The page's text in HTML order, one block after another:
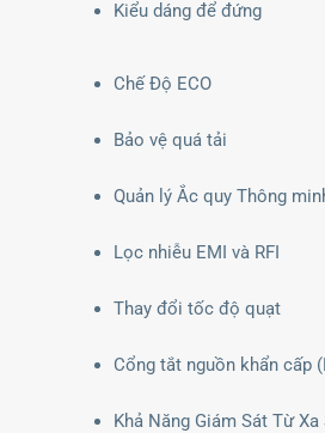
Kiểu dáng để đứng
Chế Độ ECO
Bảo vệ quá tải
Quản lý Ắc quy Thông
Lọc nhiễu EMI và RFI
Thay đổi tốc độ quạt
Cổng tắt nguồn khẩn cấp
Khả Năng Giám Sát Từ